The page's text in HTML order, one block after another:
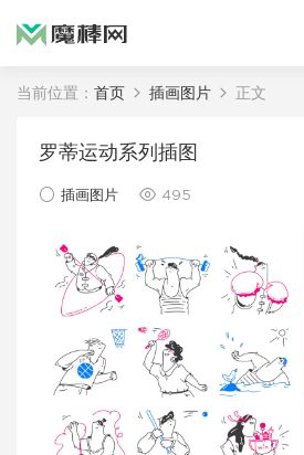
当前位置： 首页 插画图片 正文
罗蒂运动系列插图
插画图片 495